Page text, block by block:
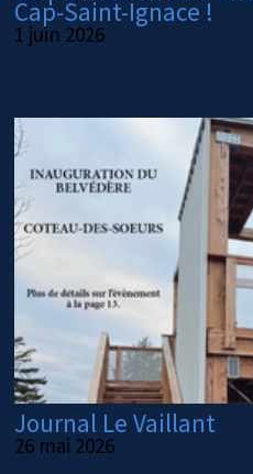
Cap-Saint-Ignace !
1 juin 2026
Journal Le Vaillant
26 mai 2026